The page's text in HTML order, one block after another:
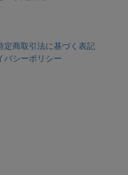
定商取引法に基づく表記
バシーポリシー